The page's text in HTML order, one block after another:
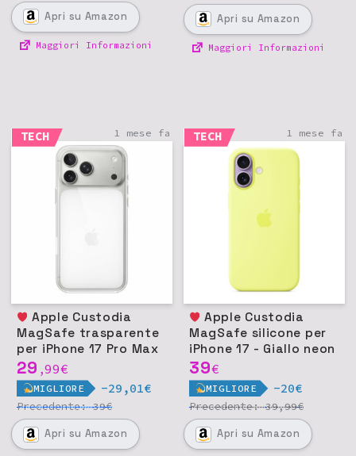
Apri su Amazon
Maggiori Informazioni
Apri su Amazon
Maggiori Informazioni
TECH 1 mese fa
Apple Custodia
MagSafe trasparente
per iPhone 17 Pro Max
29 ,99€
MIGLIORE -29,01€
Precedente:39€
Apri su Amazon
TECH 1 mese fa
Apple Custodia
MagSafe silicone per
iPhone 17 - Giallo neon
39€
MIGLIORE -20€
Precedente:39,99€
Apri su Amazon